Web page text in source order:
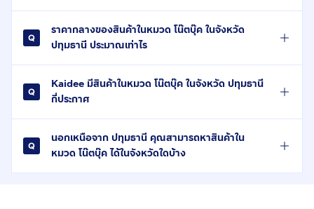
ราคากลางของสินค้าในหมวด โน๊ตบุ๊ค ในจังหวัด
ปทุมธานี ประมาณเท่าไร
Kaidee มีสินค้าในหมวด โน๊ตบุ๊ค ในจังหวัด ปทุมธานี
กี่ประกาศ
นอกเหนือจาก ปทุมธานี คุณสามารถหาสินค้าใน
หมวด โน๊ตบุ๊ค ได้ในจังหวัดใดบ้าง